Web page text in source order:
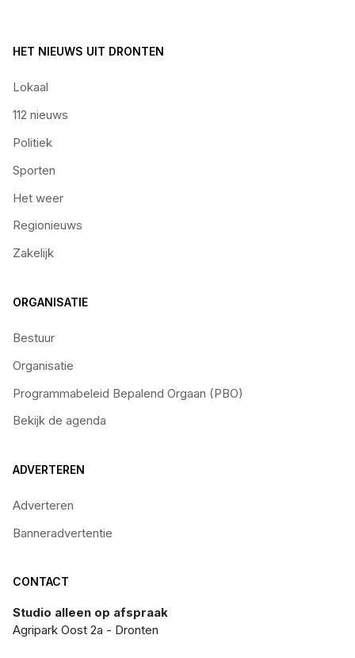
HET NIEUWS UIT DRONTEN
Lokaal
112 nieuws
Politiek
Sporten
Het weer
Regionieuws
Zakelijk
ORGANISATIE
Bestuur
Organisatie
Programmabeleid Bepalend Orgaan (PBO)
Bekijk de agenda
ADVERTEREN
Adverteren
Banneradvertentie
CONTACT
Studio alleen op afspraak
Agripark Oost 2a - Dronten